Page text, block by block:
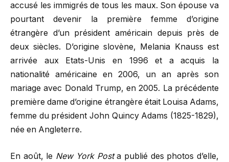
accusé les immigrés de tous les maux. Son épouse va
pourtant devenir la première femme d’origine
étrangère d’un président américain depuis près de
deux siècles. D’origine slovène, Melania Knauss est
arrivée aux Etats-Unis en 1996 et a acquis la
nationalité américaine en 2006, un an après son
mariage avec Donald Trump, en 2005. La précédente
première dame d’origine étrangère était Louisa Adams,
femme du président John Quincy Adams (1825-1829),
née en Angleterre.
En août, le New York Posta publié des photos d’elle,